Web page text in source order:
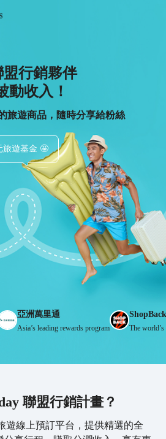
行銷夥伴
動收入！
旅遊商品，隨時分享給粉絲
旅遊基金 🤩
亞洲萬里通
Asia’s leading rewards program
ShopBack
聯盟行銷計畫？
遊線上預訂平台，提供精選的全